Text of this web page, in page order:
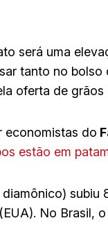
será uma
tanto no
oferta de grãos
economistas do
estão em
subiu
No Brasil,